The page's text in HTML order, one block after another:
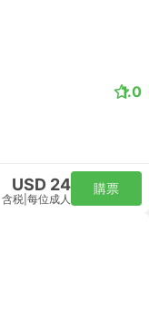
1.0
USD 24
含税 每位成人
購票